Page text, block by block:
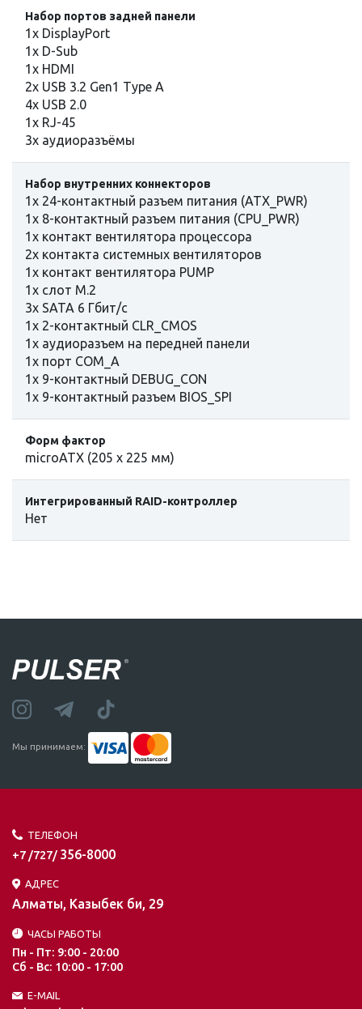
Набор портов задней панели
1x DisplayPort
1x D-Sub
1x HDMI
2x USB 3.2 Gen1 Type A
4x USB 2.0
1x RJ-45
3x аудиоразъёмы
Набор внутренних коннекторов
1x 24-контактный разъем питания (ATX_PWR)
1x 8-контактный разъем питания (CPU_PWR)
1x контакт вентилятора процессора
2x контакта системных вентиляторов
1x контакт вентилятора PUMP
1x слот M.2
3x SATA 6 Гбит/с
1x 2-контактный CLR_CMOS
1x аудиоразъем на передней панели
1x порт COM_A
1x 9-контактный DEBUG_CON
1x 9-контактный разъем BIOS_SPI
Форм фактор
microATX (205 х 225 мм)
Интегрированный RAID-контроллер
Нет
Мы принимаем:
ТЕЛЕФОН
+7 /727/ 356-8000
АДРЕС
Алматы, Казыбек би, 29
ЧАСЫ РАБОТЫ
Пн - Пт: 9:00 - 20:00
Сб - Вс: 10:00 - 17:00
E-MAIL